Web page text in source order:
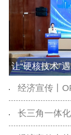
社科强省
江
让“硬核技术”
长三角一体